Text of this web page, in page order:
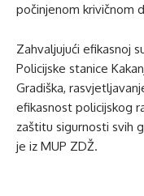
počinjenom krivičnom
Zahvaljujući efikasnoj
Policijske stanice
Gradiška,
efikasnost policijskog
zaštitu sigurnosti svih
je iz MUP ZDŽ.